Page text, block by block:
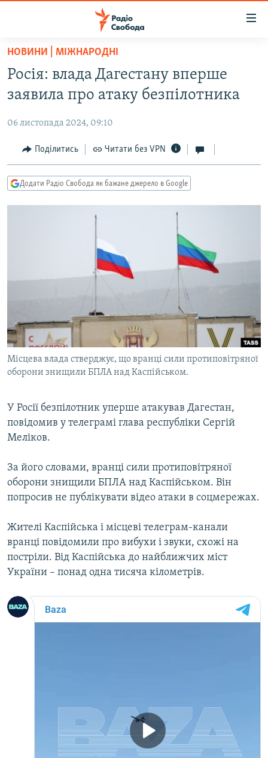
Перейти
основного
матеріалу
до
навігації
Перейти
до
ПОЛІТИКА
ЕКОНОМІКА
КУЛЬТУРА
ВІЙНА
РОСІЙСЬКА «ФІЛЬТРАЦІЯ»
КРИМ.РЕАЛІЇ
КИТАЙ.ВИКЛИКИ
ФОТО
СПЕЦПРОЄКТИ
ПОДКАСТИ
РУС
УКР
ДОЛУЧАЙСЯ!
Усі сайти RFE/RL
НОВИНИ | МІЖНАРОДНІ
Росія: влада Дагестану вперше
заявила про атаку безпілотника
06 листопада 2024, 09:10
Поділитись Читати без VPN
Додати Радіо Свобода як бажане джерело в Google
Місцева влада стверджує, що вранці сили протиповітряної
оборони знищили БПЛА над Каспійськом.
У Росії безпілотник уперше атакував Дагестан,
повідомив у телеграмі глава республіки Сергій
Меліков.
За його словами, вранці сили протиповітряної
оборони знищили БПЛА над Каспійськом. Він
попросив не публікувати відео атаки в соцмережах.
Жителі Каспійська і місцеві телеграм-канали
вранці повідомили про вибухи і звуки, схожі на
постріли. Від Каспійська до найближчих міст
України – понад одна тисяча кілометрів.